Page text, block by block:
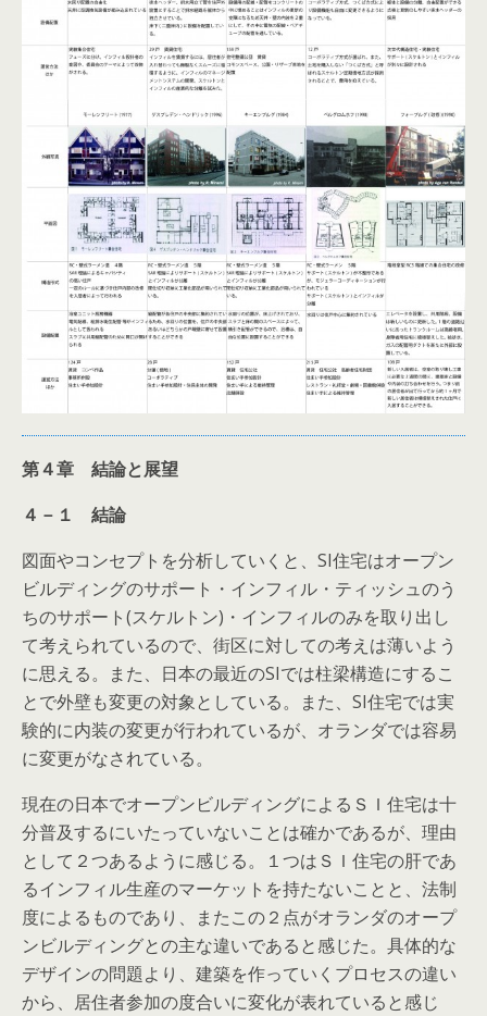
第４章 結論と展望
４－１ 結論
図面やコンセプトを分析していくと、SI住宅はオープン
ビルディングのサポート・インフィル・ティッシュのう
ちのサポート(スケルトン)・インフィルのみを取り出し
て考えられているので、街区に対しての考えは薄いよう
に思える。また、日本の最近のSIでは柱梁構造にするこ
とで外壁も変更の対象としている。また、SI住宅では実
験的に内装の変更が行われているが、オランダでは容易
に変更がなされている。
現在の日本でオープンビルディングによるＳＩ住宅は十
分普及するにいたっていないことは確かであるが、理由
として２つあるように感じる。１つはＳＩ住宅の肝であ
るインフィル生産のマーケットを持たないことと、法制
度によるものであり、またこの２点がオランダのオープ
ンビルディングとの主な違いであると感じた。具体的な
デザインの問題より、建築を作っていくプロセスの違い
から、居住者参加の度合いに変化が表れていると感じ